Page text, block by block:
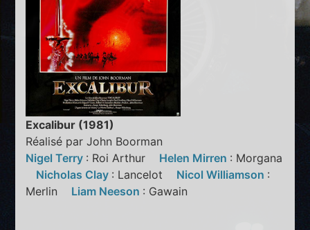
Excalibur (1981)
Réalisé par John Boorman
Nigel Terry : Roi Arthur Helen Mirren : Morgana
Nicholas Clay : Lancelot Nicol Williamson :
Merlin Liam Neeson : Gawain